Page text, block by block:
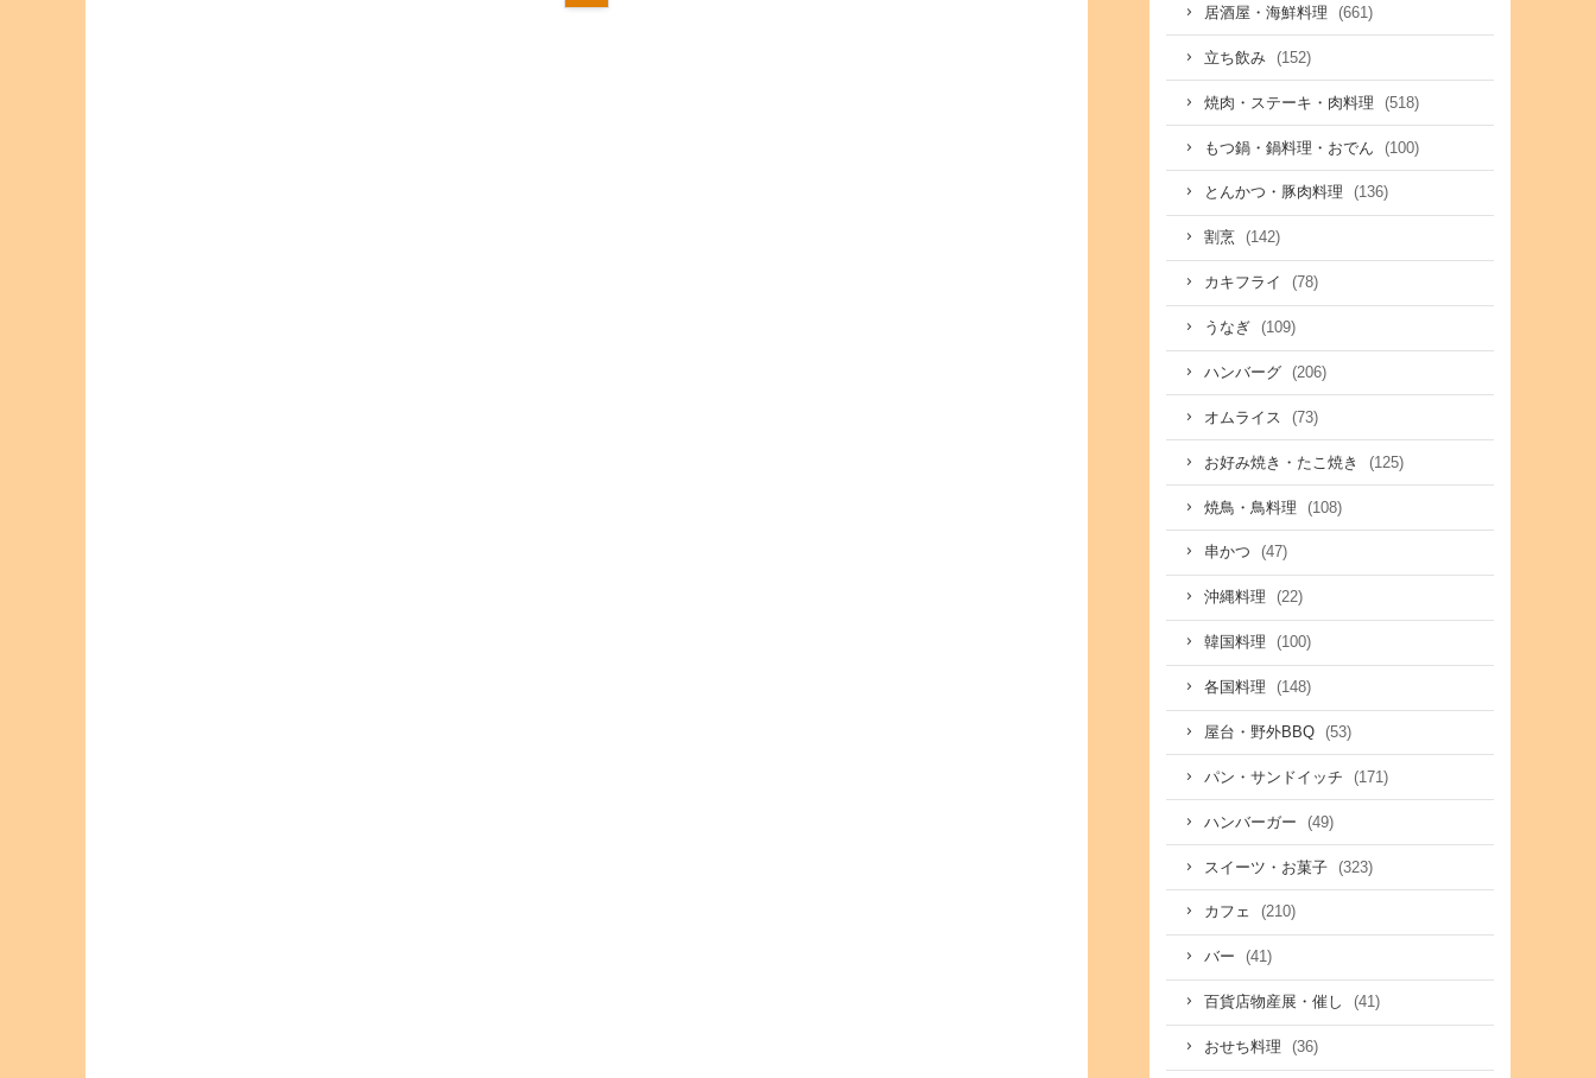
居酒屋・海鮮料理 (661)
立ち飲み (152)
焼肉・ステーキ・肉料理 (518)
もつ鍋・鍋料理・おでん (100)
とんかつ・豚肉料理 (136)
割烹 (142)
カキフライ (78)
うなぎ (109)
ハンバーグ (206)
オムライス (73)
お好み焼き・たこ焼き (125)
焼鳥・鳥料理 (108)
串かつ (47)
沖縄料理 (22)
韓国料理 (100)
各国料理 (148)
屋台・野外BBQ (53)
パン・サンドイッチ (171)
ハンバーガー (49)
スイーツ・お菓子 (323)
カフェ (210)
バー (41)
百貨店物産展・催し (41)
おせち料理 (36)